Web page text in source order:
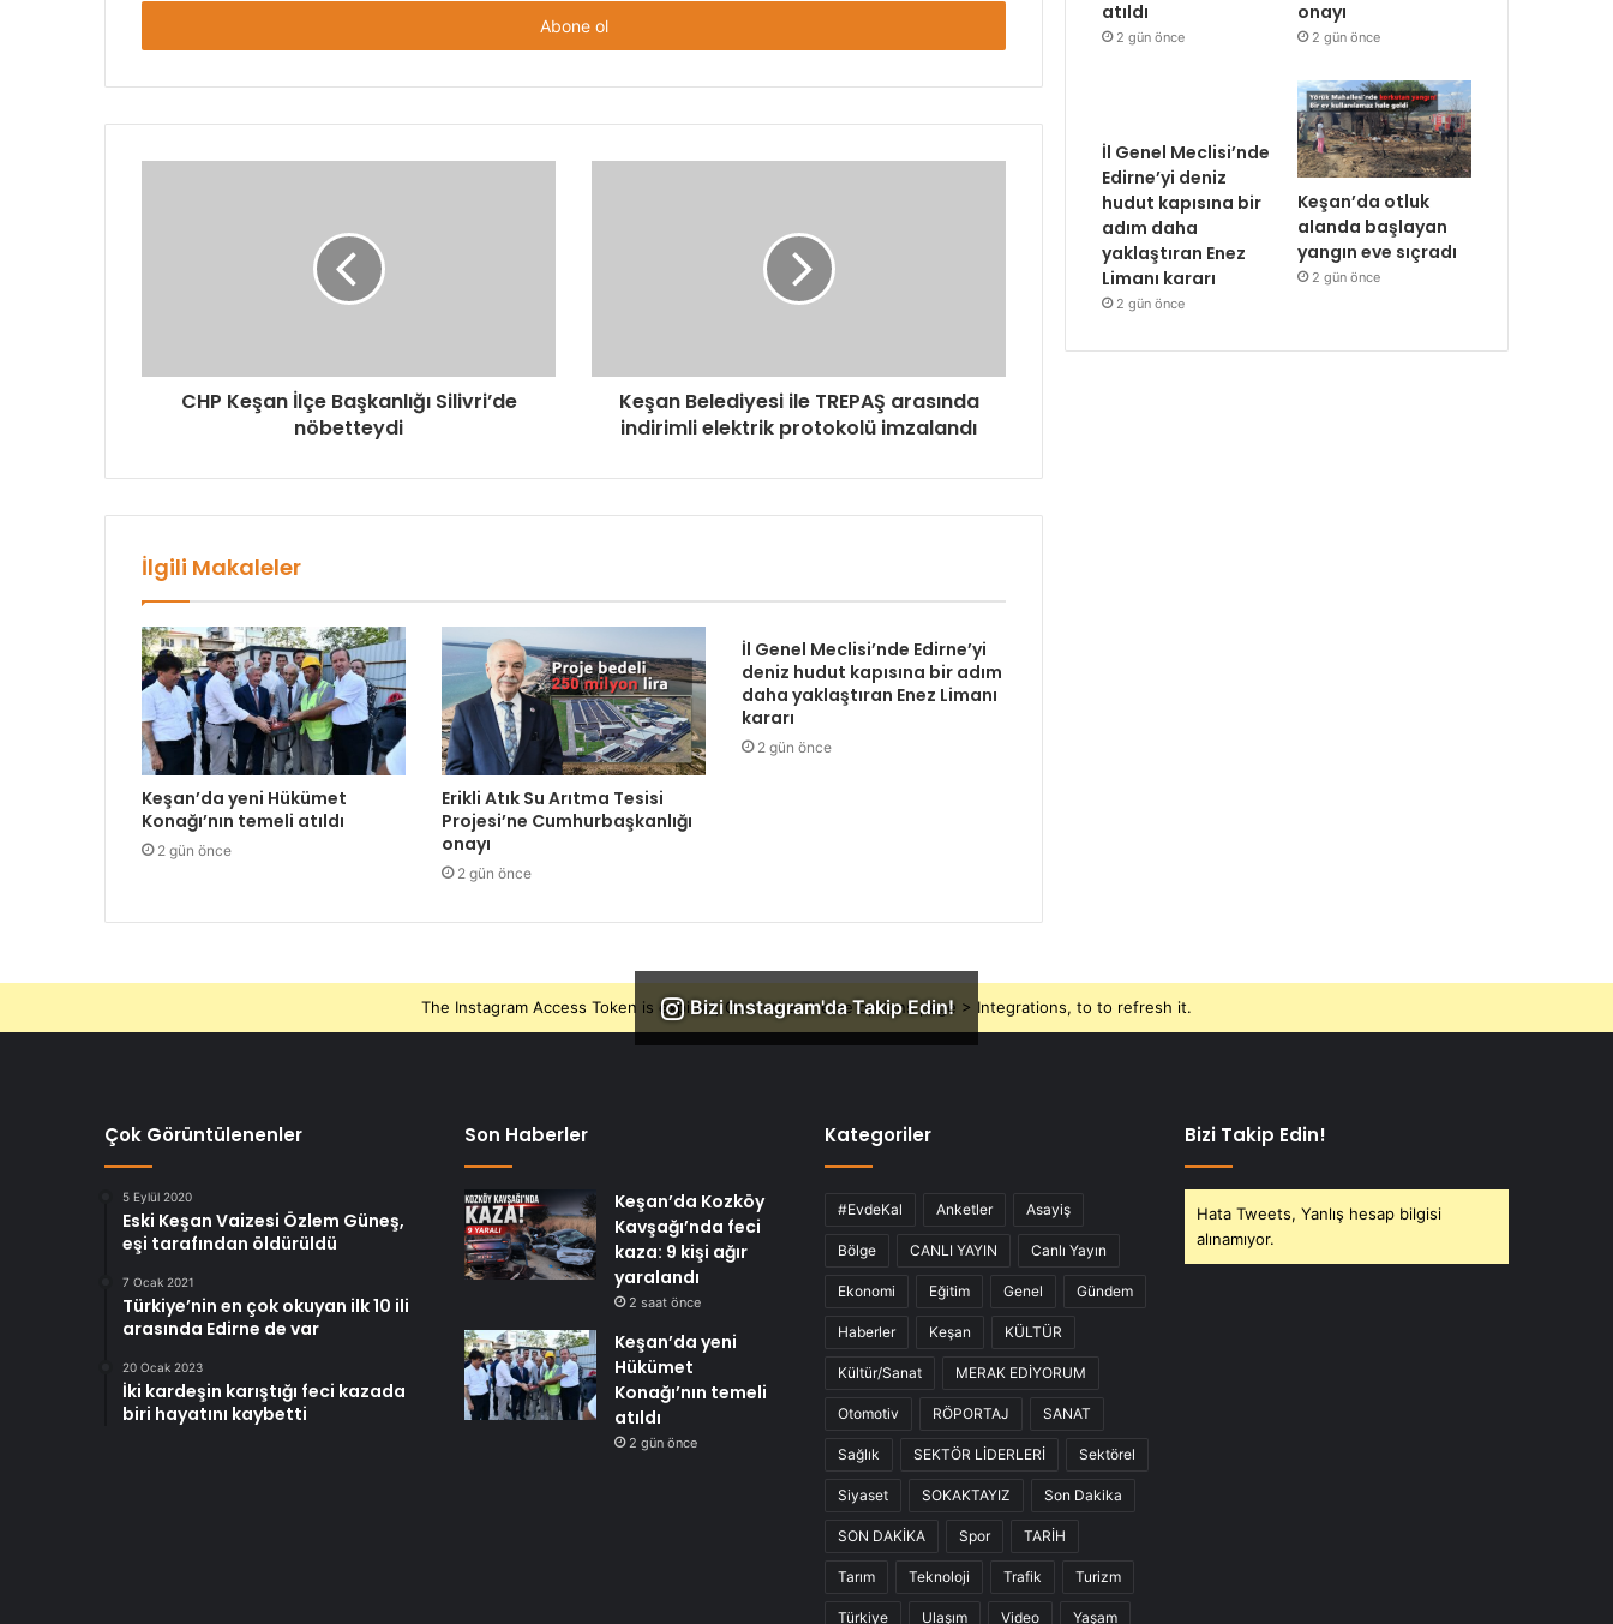
CHP Keşan İlçe Başkanlığı Silivri’de
nöbetteydi
Keşan Belediyesi ile TREPAŞ arasında
indirimli elektrik protokolü imzalandı
İlgili Makaleler
Keşan’da yeni Hükümet
Konağı’nın temeli atıldı
2 gün önce
Erikli Atık Su Arıtma Tesisi
Projesi’ne Cumhurbaşkanlığı
onayı
2 gün önce
İl Genel Meclisi’nde Edirne’yi
deniz hudut kapısına bir adım
daha yaklaştıran Enez Limanı
kararı
2 gün önce
atıldı
2 gün önce
onayı
2 gün önce
İl Genel Meclisi’nde
Edirne’yi deniz
hudut kapısına bir
adım daha
yaklaştıran Enez
Limanı kararı
2 gün önce
Keşan’da otluk
alanda başlayan
yangın eve sıçradı
2 gün önce
Bizi Instagram'da Takip Edin!
The Instagram Access Token is expired, Go to the Theme options page > Integrations, to to refresh it.
Çok Görüntülenenler
5 Eylül 2020
Eski Keşan Vaizesi Özlem Güneş,
eşi tarafından öldürüldü
7 Ocak 2021
Türkiye’nin en çok okuyan ilk 10 ili
arasında Edirne de var
20 Ocak 2023
İki kardeşin karıştığı feci kazada
biri hayatını kaybetti
Son Haberler
Keşan’da Kozköy
Kavşağı’nda feci
kaza: 9 kişi ağır
yaralandı
2 saat önce
Keşan’da yeni
Hükümet
Konağı’nın temeli
atıldı
2 gün önce
Kategoriler
#EvdeKal Anketler Asayiş
Bölge CANLI YAYIN Canlı Yayın
Ekonomi Eğitim Genel Gündem
Haberler Keşan KÜLTÜR
Kültür/Sanat MERAK EDİYORUM
Otomotiv RÖPORTAJ SANAT
Sağlık SEKTÖR LİDERLERİ Sektörel
Siyaset SOKAKTAYIZ Son Dakika
SON DAKİKA Spor TARİH
Tarım Teknoloji Trafik Turizm
Türkiye Ulaşım Video Yaşam
Bizi Takip Edin!
Hata Tweets, Yanlış hesap bilgisi
alınamıyor.